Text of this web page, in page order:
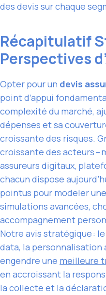
des devis sur chaque
Récapitulatif
Perspectives
Opter pour un devis
point d’appui
complexité du marché,
dépenses et sa
croissante des risques.
croissante des acteurs –
assureurs digitaux,
chacun dispose
pointus pour modeler
simulations avancées,
accompagnement
Notre avis stratégique :
data, la personnalisation
engendre une meilleure
en accroissant la
la collecte et la